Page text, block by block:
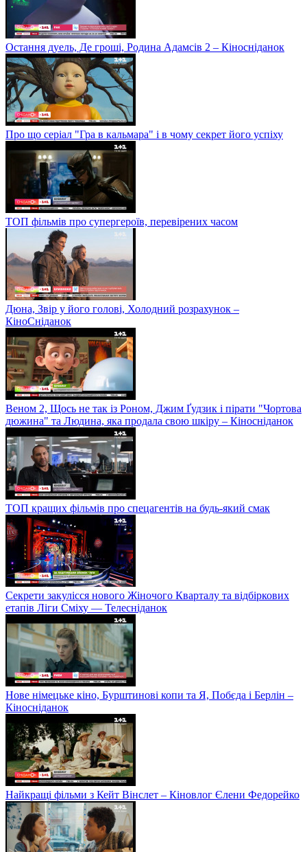
Остання дуель, Де гроші, Родина Адамсів 2 – Кіносніданок
Про що серіал "Гра в кальмара" і в чому секрет його успіху
ТОП фільмів про супергероїв, перевірених часом
Дюна, Звір у його голові, Холодний розрахунок –
КіноСніданок
Веном 2, Щось не так із Роном, Джим Ґудзик і пірати "Чортова
дюжина" та Людина, яка продала свою шкіру – Кіносніданок
ТОП кращих фільмів про спецагентів на будь-який смак
Секрети закулісся нового Жіночого Кварталу та відбіркових
етапів Ліги Сміху — Телесніданок
Нове німецьке кіно, Бурштинові копи та Я, Побєда і Берлін –
Кіносніданок
Найкращі фільми з Кейт Вінслет – Кіновлог Єлени Федорейко